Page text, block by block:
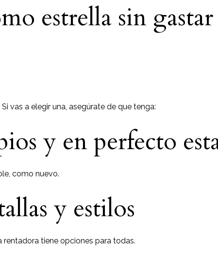
estrella sin
vas a elegir una, asegúrate de que tenga:
y en perfecto
como nuevo.
y estilos
rentadora tiene opciones para todas.